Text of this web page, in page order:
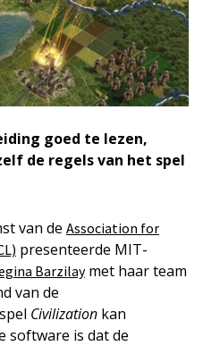
goed te lezen,
de regels van het spel
van de Association for
presenteerde MIT-
Barzilaymet haar team
van de
Civilization kan
software is dat de